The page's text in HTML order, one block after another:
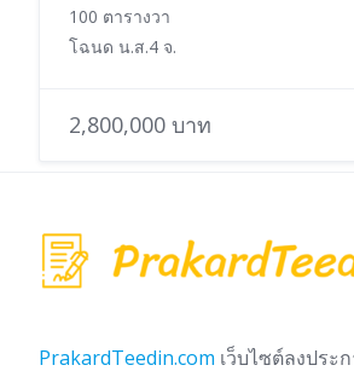
100 ตารางวา
โฉนด น.ส.4 จ.
2,800,000 บาท
PrakardTeedin.com เว็บไซต์ลงประ